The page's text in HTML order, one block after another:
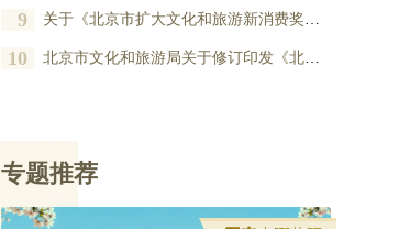
9 关于《北京市扩大文化和旅游新消费奖励办法》的政策解读
10 北京市文化和旅游局关于修订印发《北京市扩大文化和旅游新消费奖励办法》的通知
专题推荐